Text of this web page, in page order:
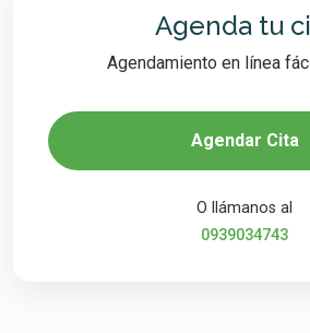
Agenda tu
Agendamiento en línea
Agendar Cita
O llámanos al
0939034743